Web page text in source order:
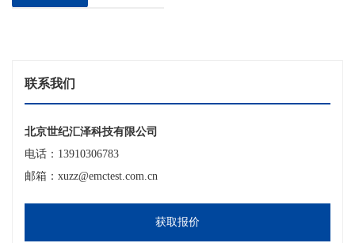
联系我们
北京世纪汇泽科技有限公司
电话：13910306783
邮箱：xuzz@emctest.com.cn
获取报价